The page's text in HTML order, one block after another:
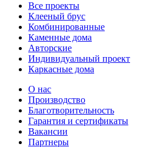
Все проекты
Клееный брус
Комбинированные
Каменные дома
Авторские
Индивидуальный проект
Каркасные дома
О нас
Производство
Благотворительность
Гарантия и сертификаты
Вакансии
Партнеры